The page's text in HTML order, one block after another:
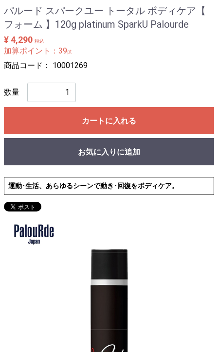
パルード スパークユー トータル ボディケア【
フォーム 】120g platinum SparkU Palourde
¥ 4,290 税込
加算ポイント： 39pt
商品コード： 10001269
数量
カートに入れる
お気に入りに追加
運動･生活、あらゆるシーンで動き･回復をボディケア。
ダイエット
ドリンクボトル&シェーカー
グッズ
美容と健康グッズ
フィットネス・ヨガ
トレーニング
トレーニングベルト・ｽﾄﾗｯﾌﾟ
マウスガード